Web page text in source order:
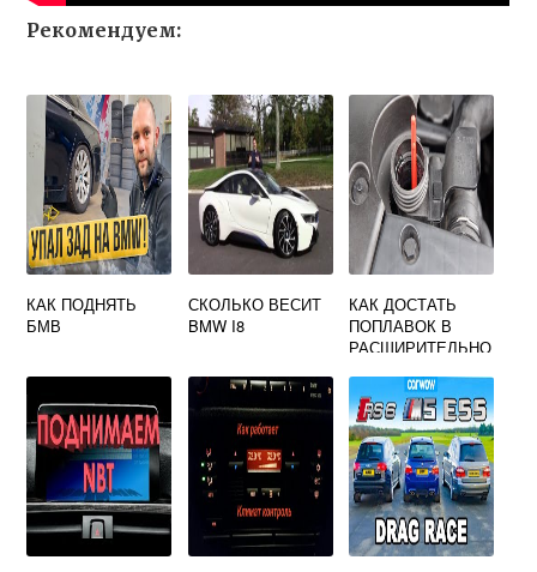
Рекомендуем:
КАК ПОДНЯТЬ
БМВ
СКОЛЬКО ВЕСИТ
BMW I8
КАК ДОСТАТЬ
ПОПЛАВОК В
РАСШИРИТЕЛЬНО
Х5 Е53
РЕСТАЙЛИНГ